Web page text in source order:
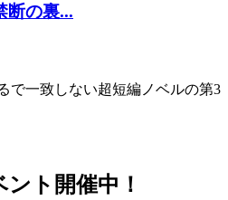
断の裏...
で一致しない超短編ノベルの第3
ト開催中！